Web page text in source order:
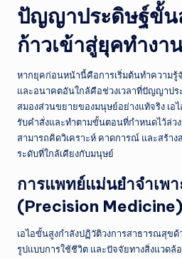
จำ
วั
น
ปัญญาประดิษฐ์ขั้น
ก้าวเข้าสู่ยุคทำงา
หากยุคก่อนหน้านี้คือการเริ่มต้นทำความ
และอนาคตอันใกล้คือช่วงเวลาที่ปัญญาปร
สมองส่วนขยายของมนุษย์อย่างแท้จริง เอ
รับคำสั่งและทำตามขั้นตอนที่กำหนดไว้ล่ว
สามารถคิดวิเคราะห์ คาดการณ์ และสร้าง
ระดับที่ใกล้เคียงกับมนุษย์
การแพทย์แม่นยำจำเพ
(Precision Medicine)
เอไอขั้นสูงกำลังปฏิวัติวงการสาธารณสุข
รูปแบบการใช้ชีวิต และปัจจัยทางสิ่งแวดล้